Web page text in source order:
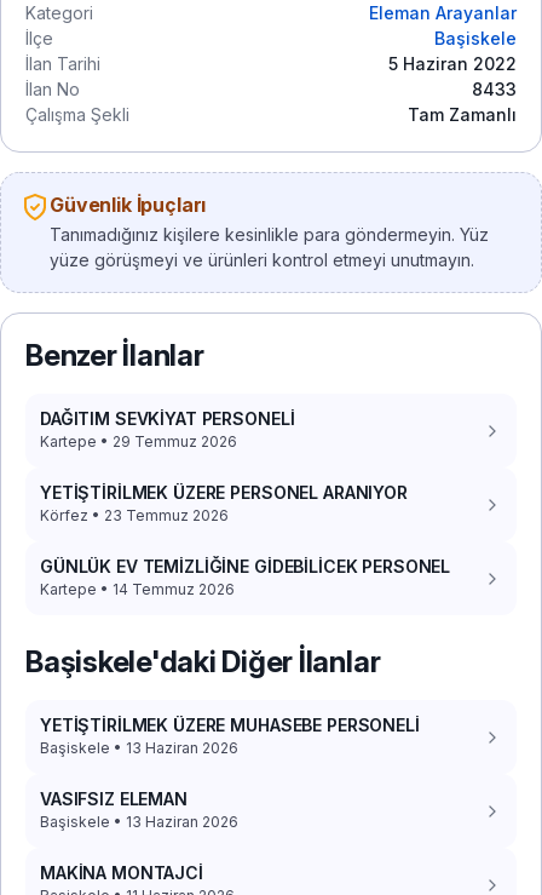
Kategori
Eleman Arayanlar
İlçe
Başiskele
İlan Tarihi
5 Haziran 2022
İlan No
8433
Çalışma Şekli
Tam Zamanlı
Güvenlik İpuçları
Tanımadığınız kişilere kesinlikle para göndermeyin. Yüz
yüze görüşmeyi ve ürünleri kontrol etmeyi unutmayın.
Benzer İlanlar
DAĞITIM SEVKİYAT PERSONELİ
Kartepe • 29 Temmuz 2026
YETİŞTİRİLMEK ÜZERE PERSONEL ARANIYOR
Körfez • 23 Temmuz 2026
GÜNLÜK EV TEMİZLİĞİNE GİDEBİLİCEK PERSONEL
Kartepe • 14 Temmuz 2026
Başiskele'daki Diğer İlanlar
YETİŞTİRİLMEK ÜZERE MUHASEBE PERSONELİ
Başiskele • 13 Haziran 2026
VASIFSIZ ELEMAN
Başiskele • 13 Haziran 2026
MAKİNA MONTAJCİ